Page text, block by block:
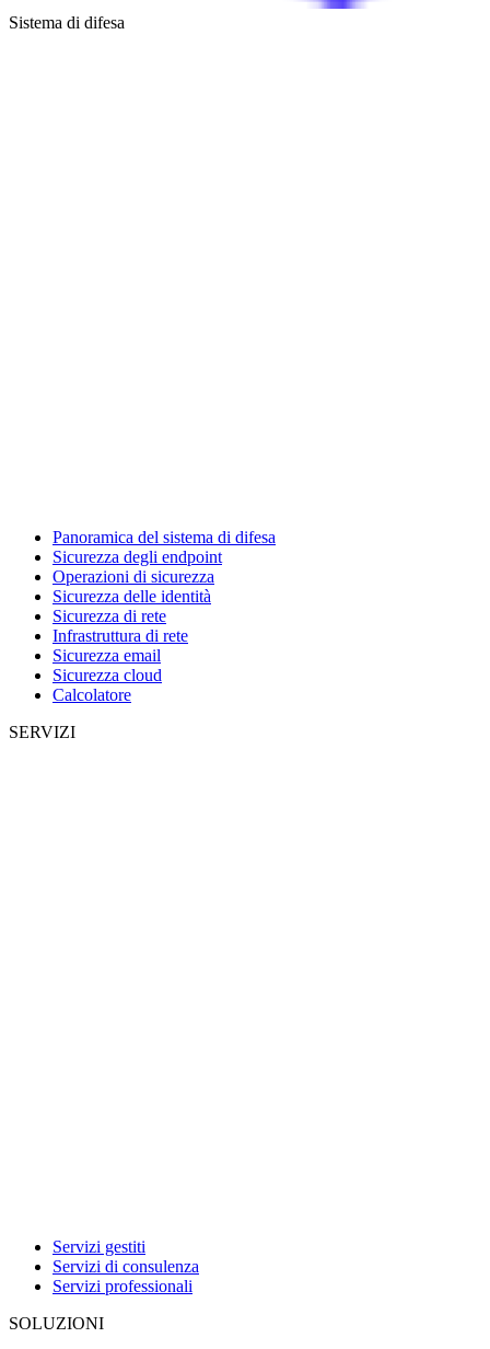
Sistema di difesa
Panoramica del sistema di difesa
Sicurezza degli endpoint
Operazioni di sicurezza
Sicurezza delle identità
Sicurezza di rete
Infrastruttura di rete
Sicurezza email
Sicurezza cloud
Calcolatore
SERVIZI
Servizi gestiti
Servizi di consulenza
Servizi professionali
SOLUZIONI